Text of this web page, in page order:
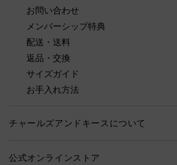
お問い合わせ
メンバーシップ特典
配送・送料
返品・交換
サイズガイド
お手入れ方法
チャールズアンドキースについて
公式オンラインストア